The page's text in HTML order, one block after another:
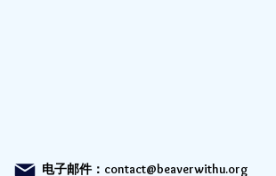
电子邮件： contact@beaverwithu.org